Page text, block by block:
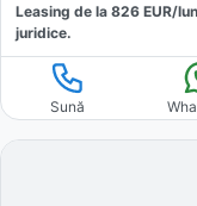
Leasing de la 826 EUR/
juridice.
Sună